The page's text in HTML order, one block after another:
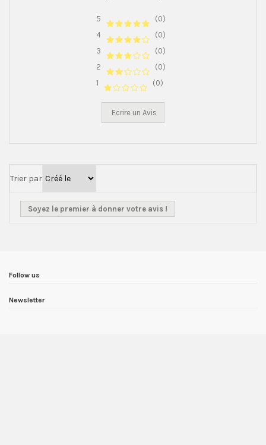
5
(0)
4
(0)
3
(0)
2
(0)
1
(0)
Ecrire un Avis
Trier par
Soyez le premier à donner votre avis !
Follow us
Newsletter